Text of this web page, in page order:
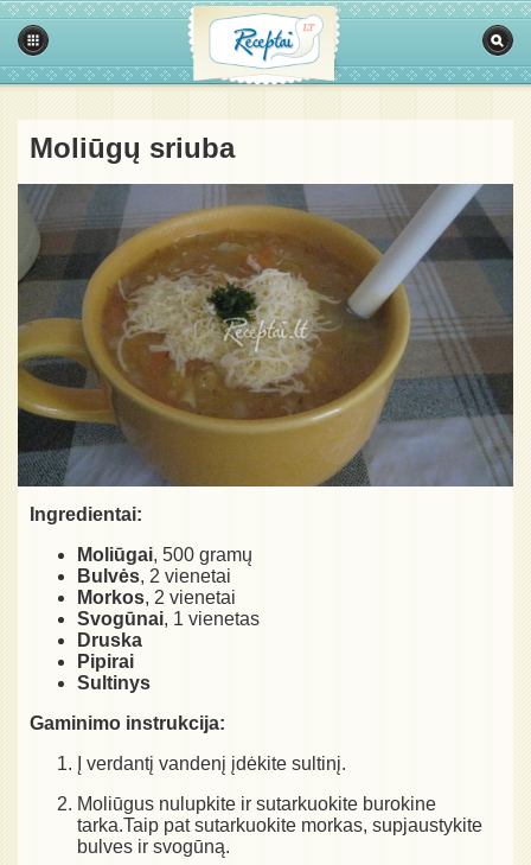
Moliūgų sriuba
Ingredientai:
Moliūgai, 500 gramų
Bulvės, 2 vienetai
Morkos, 2 vienetai
Svogūnai, 1 vienetas
Druska
Pipirai
Sultinys
Gaminimo instrukcija:
Į verdantį vandenį įdėkite sultinį.
Moliūgus nulupkite ir sutarkuokite burokine
tarka.Taip pat sutarkuokite morkas, supjaustykite
bulves ir svogūną.